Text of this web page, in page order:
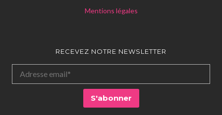
Mentions légales
RECEVEZ NOTRE NEWSLETTER